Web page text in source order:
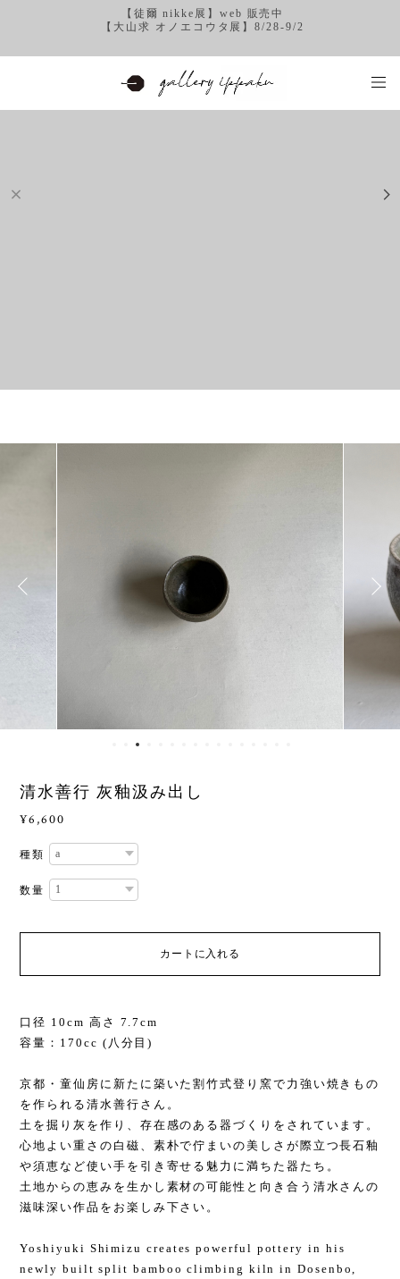
【徒爾 nikke展】web 販売中
【大山求 オノエコウタ展】8/28-9/2
清水善行 灰釉汲み出し
¥6,600
種類
数量
カートに入れる
口径 10cm 高さ 7.7cm
容量：170cc (八分目)
京都・童仙房に新たに築いた割竹式登り窯で力強い焼きもの
を作られる清水善行さん。
土を掘り灰を作り、存在感のある器づくりをされています。
心地よい重さの白磁、素朴で佇まいの美しさが際立つ長石釉
や須恵など使い手を引き寄せる魅力に満ちた器たち。
土地からの恵みを生かし素材の可能性と向き合う清水さんの
滋味深い作品をお楽しみ下さい。
Yoshiyuki Shimizu creates powerful pottery in his
newly built split bamboo climbing kiln in Dosenbo,